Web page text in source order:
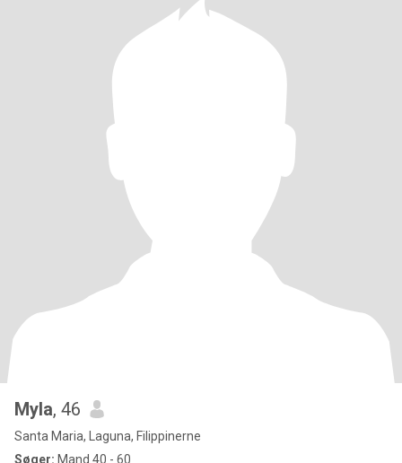
Myla, 46
Santa Maria, Laguna, Filippinerne
Søger: Mand 40 - 60